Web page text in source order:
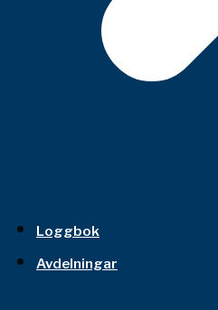
Loggbok
Avdelningar